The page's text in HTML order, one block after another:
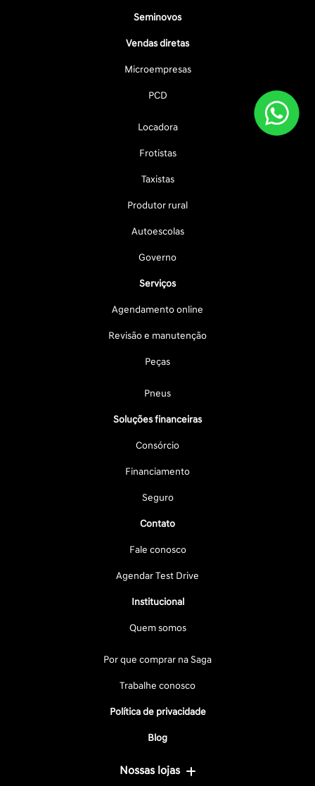
Seminovos
Vendas diretas
Microempresas
PCD
Locadora
Frotistas
Taxistas
Produtor rural
Autoescolas
Governo
Serviços
Agendamento online
Revisão e manutenção
Peças
Pneus
Soluções financeiras
Consórcio
Financiamento
Seguro
Contato
Fale conosco
Agendar Test Drive
Institucional
Quem somos
Por que comprar na Saga
Trabalhe conosco
Política de privacidade
Blog
Nossas lojas